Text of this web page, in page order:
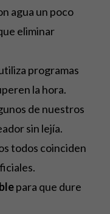
agua un poco
eliminar
programas
la hora.
de nuestros
sin lejía.
todos coinciden
para que dure